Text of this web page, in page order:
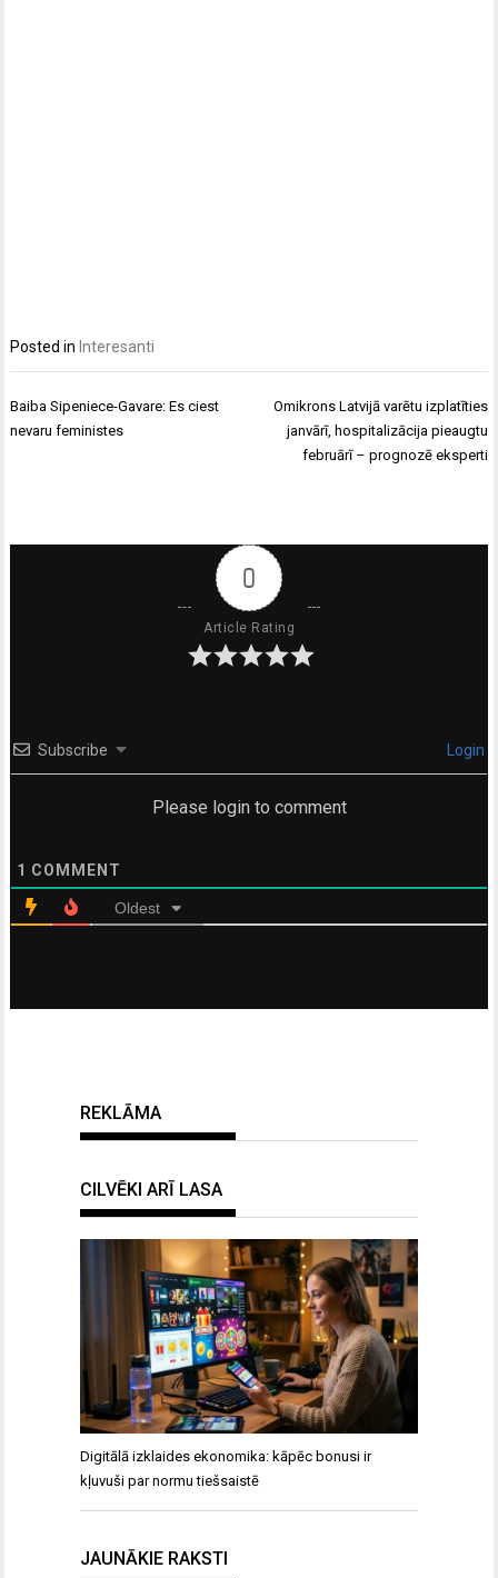
Posted in Interesanti
Ziņu
izvēlne
Baiba Sipeniece-Gavare: Es ciest
nevaru feministes
Omikrons Latvijā varētu izplatīties
janvārī, hospitalizācija pieaugtu
februārī – prognozē eksperti
0
Article Rating
Subscribe Login
Please login to comment
1 COMMENT
Oldest
REKLĀMA
CILVĒKI ARĪ LASA
Digitālā izklaides ekonomika: kāpēc bonusi ir
kļuvuši par normu tiešsaistē
JAUNĀKIE RAKSTI